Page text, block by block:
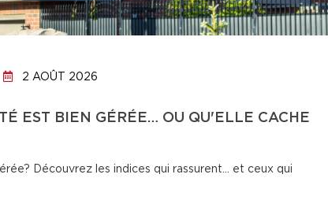
2 AOÛT 2026
EST BIEN GÉRÉE… OU QU'ELLE CACHE
Découvrez les indices qui rassurent… et ceux qui